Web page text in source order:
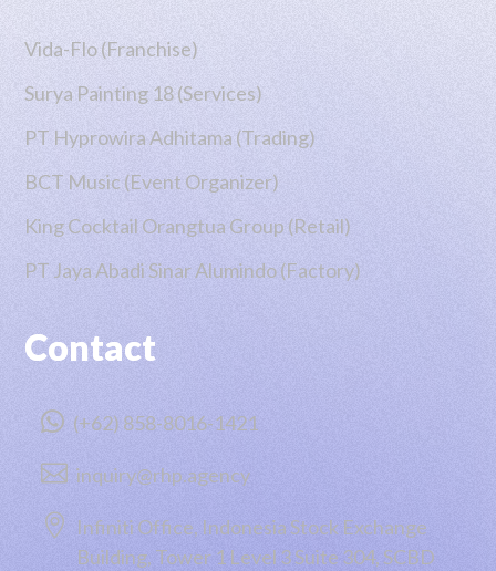
Vida-Flo (Franchise)
Surya Painting 18 (Services)
PT Hyprowira Adhitama (Trading)
BCT Music (Event Organizer)
King Cocktail Orangtua Group (Retail)
PT Jaya Abadi Sinar Alumindo (Factory)
Contact
 (+62) 858-8016-1421
 inquiry@rhp.agency
 Infiniti Office, Indonesia Stock Exchange
Building, Tower 1 Level 3 Suite 304, SCBD